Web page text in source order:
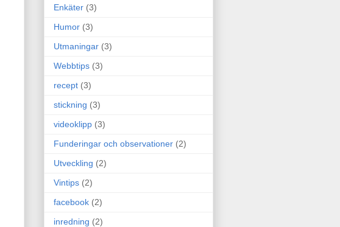
Enkäter (3)
Humor (3)
Utmaningar (3)
Webbtips (3)
recept (3)
stickning (3)
videoklipp (3)
Funderingar och observationer (2)
Utveckling (2)
Vintips (2)
facebook (2)
inredning (2)